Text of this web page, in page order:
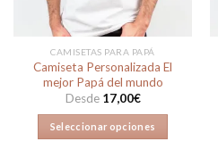
CAMISETAS PARA PAPÁ
Camiseta Personalizada El
mejor Papá del mundo
Desde 17,00€
Seleccionar opciones